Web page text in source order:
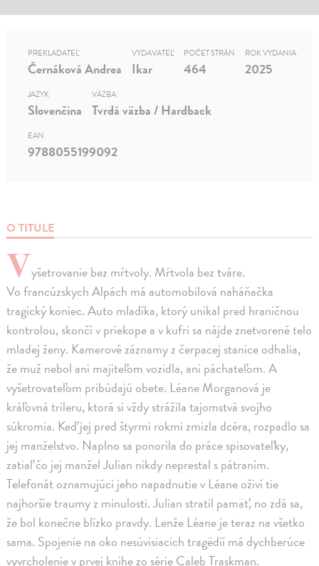
O TITULE
Vyšetrovanie bez mŕtvoly. Mŕtvola bez tváre.
Vo francúzskych Alpách má automobilová naháňačka
tragický koniec. Auto mladíka, ktorý unikal pred hraničnou
kontrolou, skončí v priekope a v kufri sa nájde znetvorené telo
mladej ženy. Kamerové záznamy z čerpacej stanice odhalia,
že muž nebol ani majiteľom vozidla, ani páchateľom. A
vyšetrovateľom pribúdajú obete. Léane Morganová je
kráľovná trileru, ktorá si vždy strážila tajomstvá svojho
súkromia. Keď jej pred štyrmi rokmi zmizla dcéra, rozpadlo sa
jej manželstvo. Naplno sa ponorila do práce spisovateľky,
zatiaľ čo jej manžel Julian nikdy neprestal s pátraním.
Telefonát oznamujúci jeho napadnutie v Léane oživí tie
najhoršie traumy z minulosti. Julian stratil pamäť, no zdá sa,
že bol konečne blízko pravdy. Lenže Léane je teraz na všetko
sama. Spojenie na oko nesúvisiacich tragédií má dychberúce
vyvrcholenie v prvej knihe zo série Caleb Traskman.
PREKLADATEĽ
Černáková Andrea
VYDAVATEĽ
Ikar
POČET STRÁN
464
ROK VYDANIA
2025
JAZYK
Slovenčina
VÄZBA
Tvrdá väzba / Hardback
EAN
9788055199092